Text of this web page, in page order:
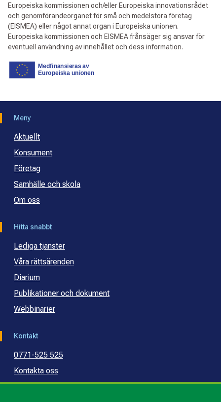
Europeiska kommissionen och/eller Europeiska innovationsrådet
och genomförandeorganet för små och medelstora företag
(EISMEA) eller något annat organ i Europeiska unionen.
Europeiska kommissionen och EISMEA frånsäger sig ansvar för
eventuell användning av innehållet och dess information.
Meny
Aktuellt
Konsument
Företag
Samhälle och skola
Om oss
Hitta snabbt
Lediga tjänster
Våra rättsärenden
Diarium
Publikationer och dokument
Webbinarier
Kontakt
0771-525 525
Kontakta oss
Press